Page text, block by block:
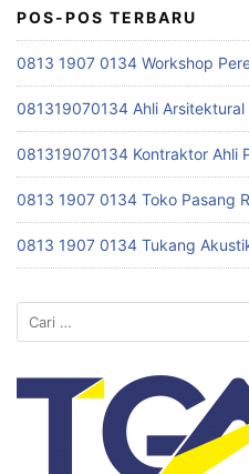
POS-POS TERBARU
0813 1907 0134 Workshop
081319070134 Ahli Arsitektural
081319070134 Kontraktor Ahli
0813 1907 0134 Toko Pasang
0813 1907 0134 Tukang
Cari
untuk: